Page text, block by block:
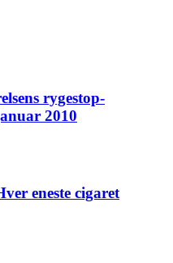
rygestop-
2010
eneste cigaret